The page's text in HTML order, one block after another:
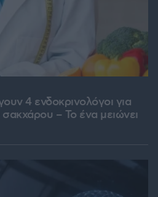
4 ενδοκρινολόγοι για
– Το ένα μειώνει